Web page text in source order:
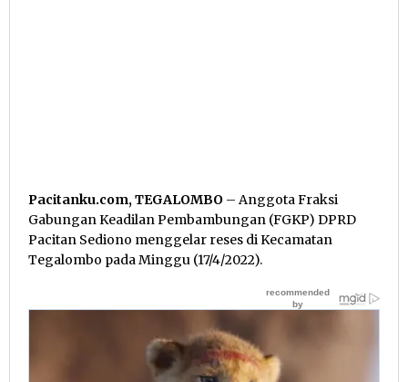
Pacitanku.com, TEGALOMBO – Anggota Fraksi
Gabungan Keadilan Pembambungan (FGKP) DPRD
Pacitan Sediono menggelar reses di Kecamatan
Tegalombo pada Minggu (17/4/2022).